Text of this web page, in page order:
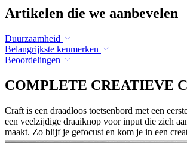
Artikelen die we aanbevelen
Duurzaamheid
Belangrijkste kenmerken
Beoordelingen
COMPLETE CREATIEVE
Craft is een draadloos toetsenbord met een
een veelzijdige draaiknop voor input die zich
maakt. Zo blijf je gefocust en kom je in een